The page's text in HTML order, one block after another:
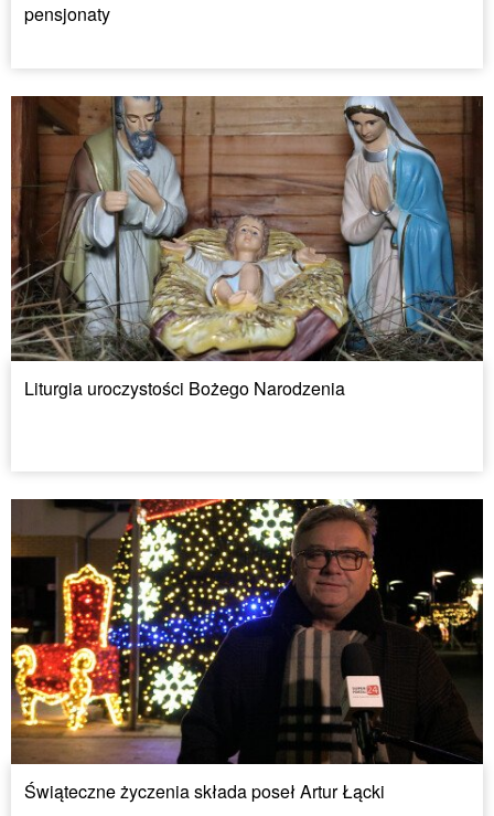
pensjonaty
Liturgia uroczystości Bożego Narodzenia
Świąteczne życzenia składa poseł Artur Łącki